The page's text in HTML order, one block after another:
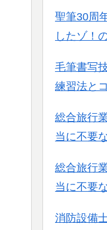
聖筆30周
したゾ！
毛筆書写
練習法と
総合旅行
当に不要
総合旅行
当に不要
消防設備